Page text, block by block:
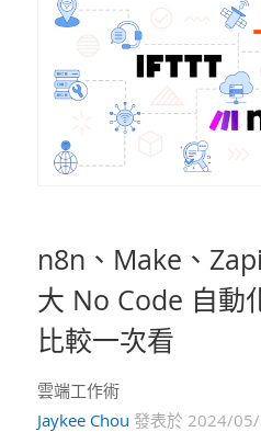
n8n、Make、
大 No Code 自動
比較一次看
雲端工作術
Jaykee Chou 發表於 2024/